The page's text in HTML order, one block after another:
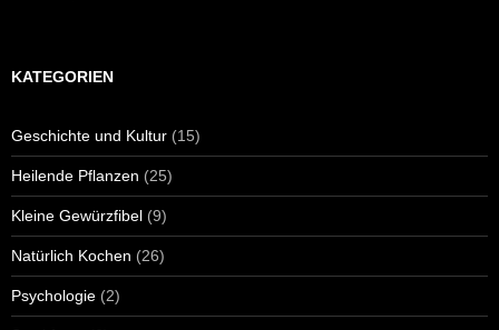
KATEGORIEN
Geschichte und Kultur (15)
Heilende Pflanzen (25)
Kleine Gewürzfibel (9)
Natürlich Kochen (26)
Psychologie (2)